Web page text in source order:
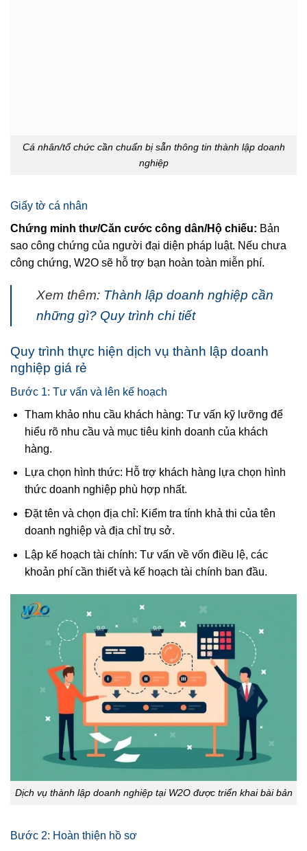
Cá nhân/tổ chức cần chuẩn bị sẵn thông tin thành lập doanh
nghiệp
Giấy tờ cá nhân
Chứng minh thư/Căn cước công dân/Hộ chiếu: Bản
sao công chứng của người đại diện pháp luật. Nếu chưa
công chứng, W2O sẽ hỗ trợ bạn hoàn toàn miễn phí.
Xem thêm: Thành lập doanh nghiệp cần
những gì? Quy trình chi tiết
Quy trình thực hiện dịch vụ thành lập doanh
nghiệp giá rẻ
Bước 1: Tư vấn và lên kế hoạch
Tham khảo nhu cầu khách hàng: Tư vấn kỹ lưỡng để
hiểu rõ nhu cầu và mục tiêu kinh doanh của khách
hàng.
Lựa chọn hình thức: Hỗ trợ khách hàng lựa chọn hình
thức doanh nghiệp phù hợp nhất.
Đặt tên và chọn địa chỉ: Kiểm tra tính khả thi của tên
doanh nghiệp và địa chỉ trụ sở.
Lập kế hoạch tài chính: Tư vấn về vốn điều lệ, các
khoản phí cần thiết và kế hoạch tài chính ban đầu.
Dịch vụ thành lập doanh nghiệp tại W2O được triển khai bài bản
Bước 2: Hoàn thiện hồ sơ